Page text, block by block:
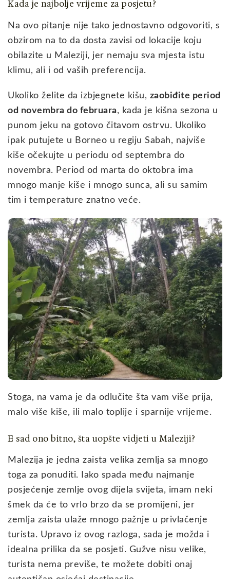
Kada je najbolje vrijeme za posjetu?
Na ovo pitanje nije tako jednostavno odgovoriti, s
obzirom na to da dosta zavisi od lokacije koju
obilazite u Maleziji, jer nemaju sva mjesta istu
klimu, ali i od vaših preferencija.
Ukoliko želite da izbjegnete kišu, zaobiđite period
od novembra do februara, kada je kišna sezona u
punom jeku na gotovo čitavom ostrvu. Ukoliko
ipak putujete u Borneo u regiju Sabah, najviše
kiše očekujte u periodu od septembra do
novembra. Period od marta do oktobra ima
mnogo manje kiše i mnogo sunca, ali su samim
tim i temperature znatno veće.
Stoga, na vama je da odlučite šta vam više prija,
malo više kiše, ili malo toplije i sparnije vrijeme.
E sad ono bitno, šta uopšte vidjeti u Maleziji?
Malezija je jedna zaista velika zemlja sa mnogo
toga za ponuditi. Iako spada među najmanje
posjećenje zemlje ovog dijela svijeta, imam neki
šmek da će to vrlo brzo da se promijeni, jer
zemlja zaista ulaže mnogo pažnje u privlačenje
turista. Upravo iz ovog razloga, sada je možda i
idealna prilika da se posjeti. Gužve nisu velike,
turista nema previše, te možete dobiti onaj